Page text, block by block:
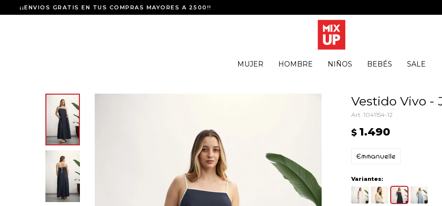
MUJER HOMBRE NIÑOS BEBÉS SALE
¡¡ENVIOS GRATIS EN TUS COMPRAS MAYORES A 2500!!
Vestido Vivo -
1041154-12
$ 1.490
Variantes: